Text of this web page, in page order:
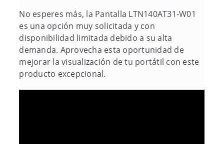
No esperes más, la Pantalla LTN140AT31-W01
es una opción muy solicitada y con
disponibilidad limitada debido a su alta
demanda. Aprovecha esta oportunidad de
mejorar la visualización de tu portátil con este
producto excepcional.